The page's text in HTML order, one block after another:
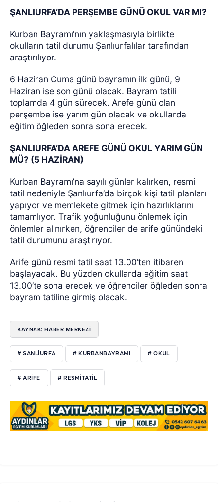
ŞANLIURFA’DA PERŞEMBE GÜNÜ OKUL VAR MI?
Kurban Bayramı’nın yaklaşmasıyla birlikte
okulların tatil durumu Şanlıurfalılar tarafından
araştırılıyor.
6 Haziran Cuma günü bayramın ilk günü, 9
Haziran ise son günü olacak. Bayram tatili
toplamda 4 gün sürecek. Arefe günü olan
perşembe ise yarım gün olacak ve okullarda
eğitim öğleden sonra sona erecek.
ŞANLIURFA’DA AREFE GÜNÜ OKUL YARIM GÜN
MÜ? (5 HAZİRAN)
Kurban Bayramı’na sayılı günler kalırken, resmi
tatil nedeniyle Şanlıurfa’da birçok kişi tatil planları
yapıyor ve memlekete gitmek için hazırlıklarını
tamamlıyor. Trafik yoğunluğunu önlemek için
önlemler alınırken, öğrenciler de arife günündeki
tatil durumunu araştırıyor.
Arife günü resmi tatil saat 13.00’ten itibaren
başlayacak. Bu yüzden okullarda eğitim saat
13.00’te sona erecek ve öğrenciler öğleden sonra
bayram tatiline girmiş olacak.
KAYNAK: HABER MERKEZİ
# SANLIURFA # KURBANBAYRAMI # OKUL
# ARIFE # RESMITATIL